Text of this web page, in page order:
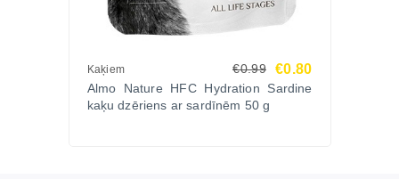
Kaķiem €0.99 €0.80
Almo Nature HFC Hydration Sardine
kaķu dzēriens ar sardīnēm 50 g